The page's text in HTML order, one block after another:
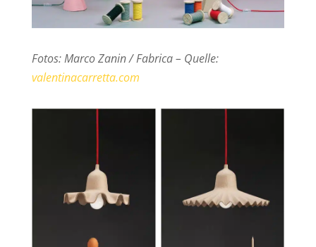
Fotos: Marco Zanin / Fabrica – Quelle:
valentinacarretta.com